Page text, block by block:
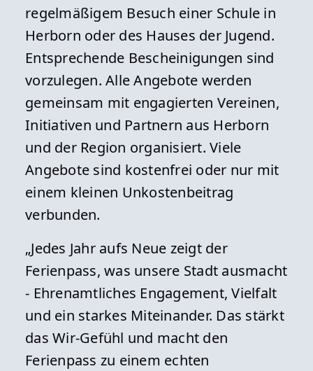
regelmäßigem Besuch einer Schule in
Herborn oder des Hauses der Jugend.
Entsprechende Bescheinigungen sind
vorzulegen. Alle Angebote werden
gemeinsam mit engagierten Vereinen,
Initiativen und Partnern aus Herborn
und der Region organisiert. Viele
Angebote sind kostenfrei oder nur mit
einem kleinen Unkostenbeitrag
verbunden.
„Jedes Jahr aufs Neue zeigt der
Ferienpass, was unsere Stadt ausmacht
- Ehrenamtliches Engagement, Vielfalt
und ein starkes Miteinander. Das stärkt
das Wir-Gefühl und macht den
Ferienpass zu einem echten